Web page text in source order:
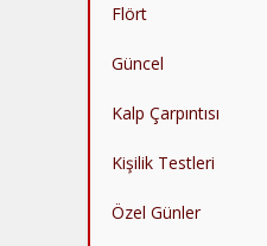
Flört
Güncel
Kalp Çarpıntısı
Kişilik Testleri
Özel Günler